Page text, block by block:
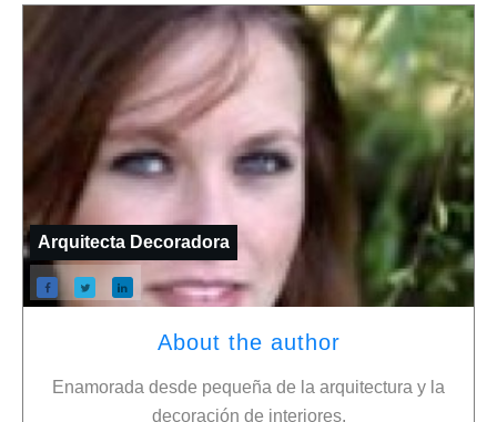
Arquitecta Decoradora
About the author
Enamorada desde pequeña de la arquitectura y la
decoración de interiores.